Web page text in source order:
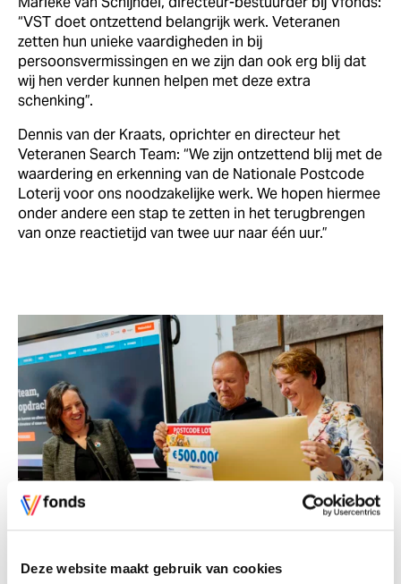
Deze website maakt gebruik van cookies
“VST doet ontzettend belangrijk werk. Veteranen
zetten hun unieke vaardigheden in bij
persoonsvermissingen en we zijn dan ook erg blij dat
wij hen verder kunnen helpen met deze extra
schenking”.
Dennis van der Kraats, oprichter en directeur het
Veteranen Search Team: “We zijn ontzettend blij met de
waardering en erkenning van de Nationale Postcode
Loterij voor ons noodzakelijke werk. We hopen hiermee
onder andere een stap te zetten in het terugbrengen
van onze reactietijd van twee uur naar één uur.”
Marieke van Schijndel (directeur-bestuurder Vfonds) en Dennis en Mariska